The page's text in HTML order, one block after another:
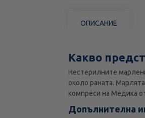
ОПИСАНИЕ
Какво
Нестерилните
около раната.
компреси на Медика
Допълнителна